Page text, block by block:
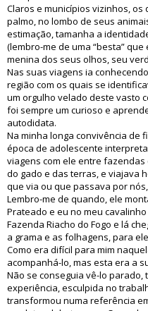
Claros e municípios vizinhos,
palmo, no lombo de seus
estimação, tamanha a
(lembro-me de uma “besta”
menina dos seus olhos, seu
Nas suas viagens ia
região com os quais se
um orgulho velado deste vasto
foi sempre um curioso e
autodidata.
Na minha longa convivência de
época de adolescente
viagens com ele entre
do gado e das terras, e viajava
que via ou que passava por
Lembro-me de quando, ele
Prateado e eu no meu
Fazenda Riacho do Fogo e lá
a grama e as folhagens, para
Como era difícil para mim
acompanhá-lo, mas esta era a
Não se conseguia vê-lo
experiência, esculpida no
transformou numa referência